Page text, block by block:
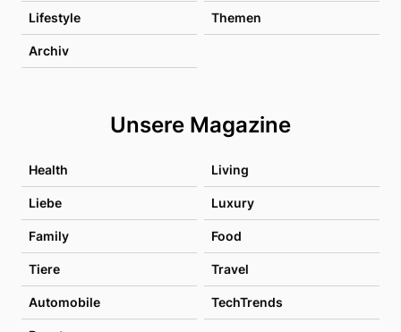
Lifestyle Themen
Archiv
Unsere Magazine
Health Living
Liebe Luxury
Family Food
Tiere Travel
Automobile TechTrends